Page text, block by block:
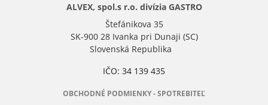
ALVEX, spol.s r.o. divízia GASTRO
Štefánikova 35
SK-900 28 Ivanka pri Dunaji (SC)
Slovenská Republika
IČO: 34 139 435
OBCHODNÉ PODMIENKY - SPOTREBITEĽ